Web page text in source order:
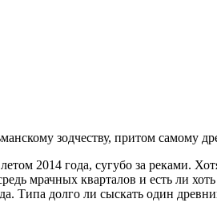
зодчеству, притом самому
2014 года, сугубо за реками.
мрачных кварталов и есть ли
Типа долго ли сыскать один